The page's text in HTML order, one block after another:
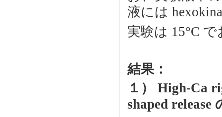
液には
実験は 15°C
結果：
１） High-Ca
shaped release